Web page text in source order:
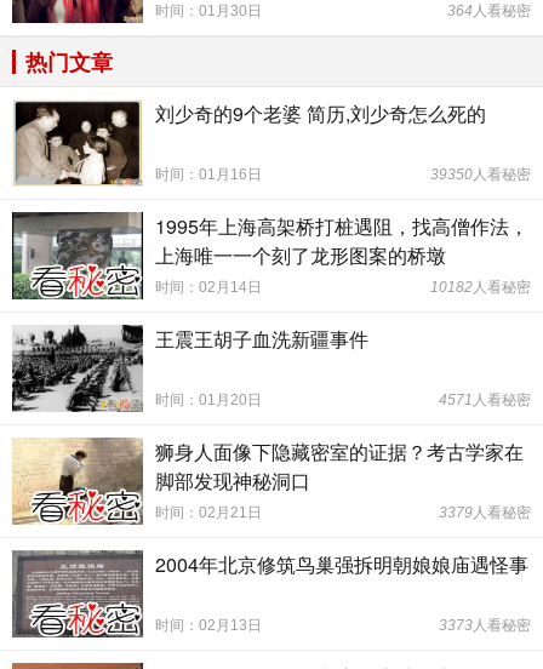
时间：01月30日 364 人看秘密
热门文章
刘少奇的9个老婆 简历,刘少奇怎么死的
时间：01月16日 39350人看秘密
1995年上海高架桥打桩遇阻，找高僧作法，
上海唯一一个刻了龙形图案的桥墩
时间：02月14日 10182人看秘密
王震王胡子血洗新疆事件
时间：01月20日 4571 人看秘密
狮身人面像下隐藏密室的证据？考古学家在
脚部发现神秘洞口
时间：02月21日 3379人看秘密
2004年北京修筑鸟巢强拆明朝娘娘庙遇怪事
时间：02月13日 3373人看秘密